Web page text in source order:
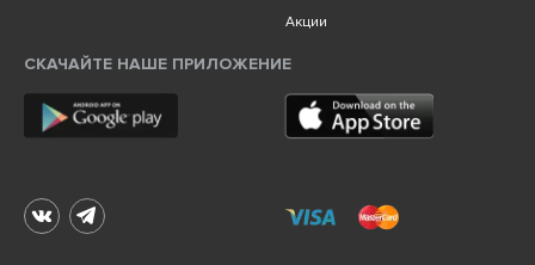
Акции
СКАЧАЙТЕ НАШЕ ПРИЛОЖЕНИЕ